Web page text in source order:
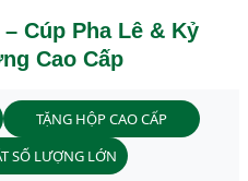
Cúp Pha Lê & Kỷ
Cao Cấp
TẶNG HỘP CAO CẤP
SỐ LƯỢNG LỚN